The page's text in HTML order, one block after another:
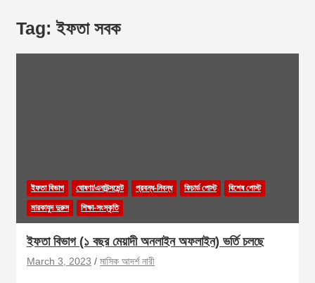
Tag:ইফতা সবক
ইফতা বিভাগ ঘোষণা/এনাউন্সমেন্ট প্রবন্ধ-নিবন্ধ ফিচার্ড পোস্ট
বিশেষ পোস্ট
মারকাযুদ দুরুস
শিক্ষা-সংস্কৃতি
ইফতা বিভাগ (১ বছর মেয়াদী অনলাইন অফলাইন) ভর্তি চলছে
March 3, 2023 মাসিক আদর্শ নারী